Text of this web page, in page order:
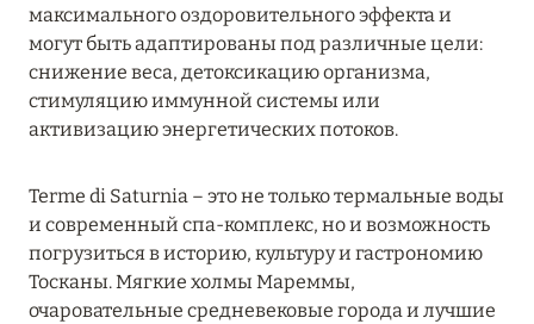
Подробнее
04 апреля 2025
ATLANTIS THE PALM: НОВЫЙ ПАКЕТ
Подробнее
13 февраля 2025
максимального оздоровительного эффекта и
могут быть адаптированы под различные цели:
снижение веса, детоксикацию организма,
стимуляцию иммунной системы или
активизацию энергетических потоков.
Terme di Saturnia – это не только термальные воды
и современный спа-комплекс, но и возможность
погрузиться в историю, культуру и гастрономию
Тосканы. Мягкие холмы Мареммы,
очаровательные средневековые города и лучшие